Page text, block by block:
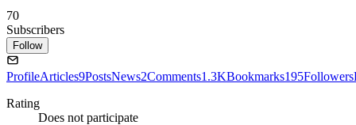
70
Subscribers
Follow
ProfileArticles9PostsNews2Comments1.3KBookmarks195Followers
Rating
Does not participate